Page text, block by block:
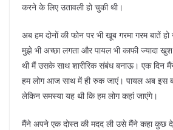
करने के लिए उतावली हो चुकी थी।
अब हम दोनों की फोन पर भी खूब गरमा गरम बातें
मुझे भी अच्छा लगता और पायल भी काफी ज्यादा खुश
थी मैं उसके साथ शारीरिक संबंध बनाऊ। एक दिन
हम लोग आज साथ में ही रुक जाएं। पायल अब इस
लेकिन समस्या यह थी कि हम लोग कहां जाएंगे।
मैंने अपने एक दोस्त की मदद ली उसे मैंने कहा कुछ